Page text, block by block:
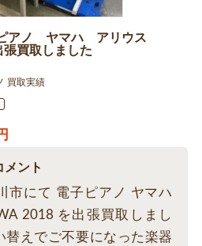
ピアノ ヤマハ アリウス
買取しました
買取実績
メント
市にて 電子ピアノ ヤマハ
2018 を出張買取しまし
替えでご不要になった楽器